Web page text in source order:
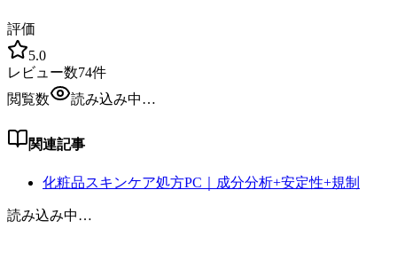
評価
5.0
レビュー数74件
閲覧数
読み込み中…
関連記事
化粧品スキンケア処方PC｜成分分析+安定性+規制
読み込み中…